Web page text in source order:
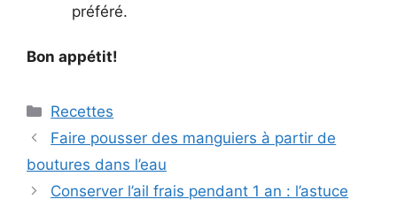
préféré.
Bon appétit!
Categories
Recettes
Faire pousser des manguiers à partir de
boutures dans l’eau
Conserver l’ail frais pendant 1 an : l’astuce